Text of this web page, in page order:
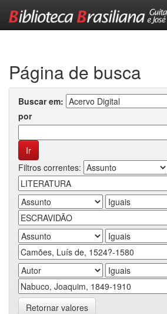
Página de busca
Buscar em:
por
Filtros correntes:
Retornar valores